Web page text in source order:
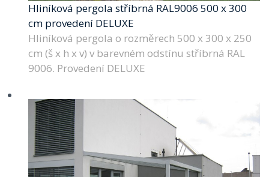
Hliníková pergola stříbrná RAL9006 500 x 300
cm provedení DELUXE
Hliníková pergola o rozměrech 500 x 300 x 250
cm (š x h x v) v barevném odstínu stříbrná RAL
9006. Provedení DELUXE